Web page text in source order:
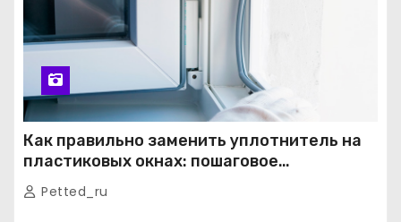
Как правильно заменить уплотнитель на
пластиковых окнах: пошаговое
руководство от экспертов
Petted_ru